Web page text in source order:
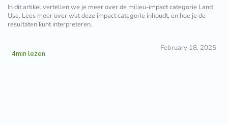
In dit artikel vertellen we je meer over de milieu-impact categorie Land
Use. Lees meer over wat deze impact categorie inhoudt, en hoe je de
resultaten kunt interpreteren.
4min lezen
February 18, 2025